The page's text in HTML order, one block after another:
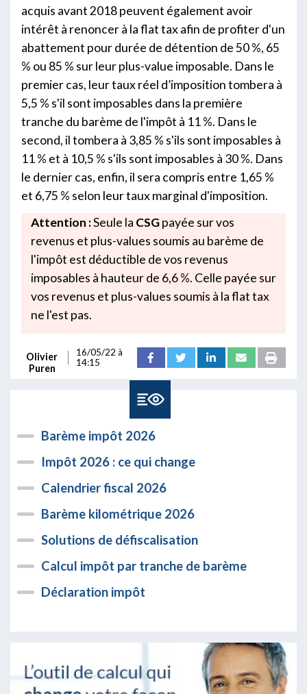
acquis avant 2018 peuvent également avoir
intérêt à renoncer à la flat tax afin de profiter d'un
abattement pour durée de détention de 50 %, 65
% ou 85 % sur leur plus-value imposable. Dans le
premier cas, leur taux réel d’imposition tombera à
5,5 % s'il sont imposables dans la première
tranche du barème de l'impôt à 11 %. Dans le
second, il tombera à 3,85 % s'ils sont imposables à
11 % et à 10,5 % s'ils sont imposables à 30 %. Dans
le dernier cas, enfin, il sera compris entre 1,65 %
et 6,75 % selon leur taux marginal d'imposition.
Attention :Seule la CSGpayée sur vos
revenus et plus-values soumis au barème de
l'impôt est déductible de vos revenus
imposables à hauteur de 6,6 %. Celle payée sur
vos revenus et plus-values soumis à la flat tax
ne l'est pas.
Olivier
Puren
16/05/22 à
14:15
Barème impôt 2026
Impôt 2026 : ce qui change
Calendrier fiscal 2026
Barème kilométrique 2026
Solutions de défiscalisation
Calcul impôt par tranche de barème
Déclaration impôt